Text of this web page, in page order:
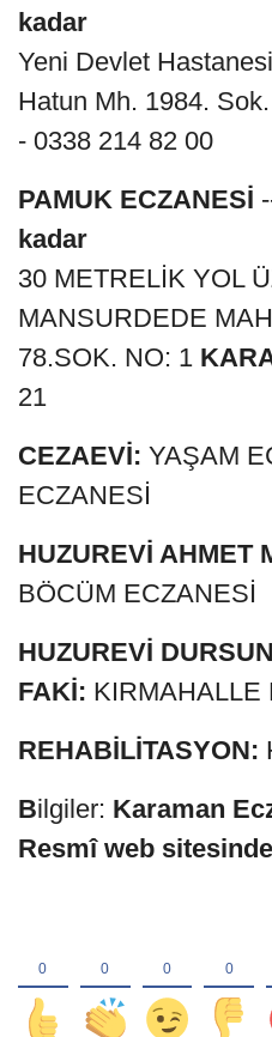
kadar
Yeni Devlet
Hatun Mh. 1984.
- 0338 214 82 00
PAMUK ECZANESİ
kadar
30 METRELİK YOL
MANSURDEDE
78.SOK. NO: 1
21
CEZAEVİ: YAŞAM
ECZANESİ
HUZUREVİ AHMET
BÖCÜM ECZANESİ
HUZUREVİ DURSUN
FAKİ: KIRMAHALLE
REHABİLİTASYON:
Bilgiler: Karaman
Resmî web